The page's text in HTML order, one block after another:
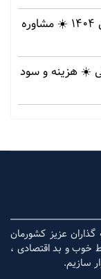
طرح توجیهی نیروگاه خورشیدی 1 مگاواتی 1404 ☀️ مشاوره
خورشیدی 5 مگاواتی ☀️ هزینه‌ و سود
گذاران عزیز کشورمان
خوب و بد اقتصادی ،
سازیم.